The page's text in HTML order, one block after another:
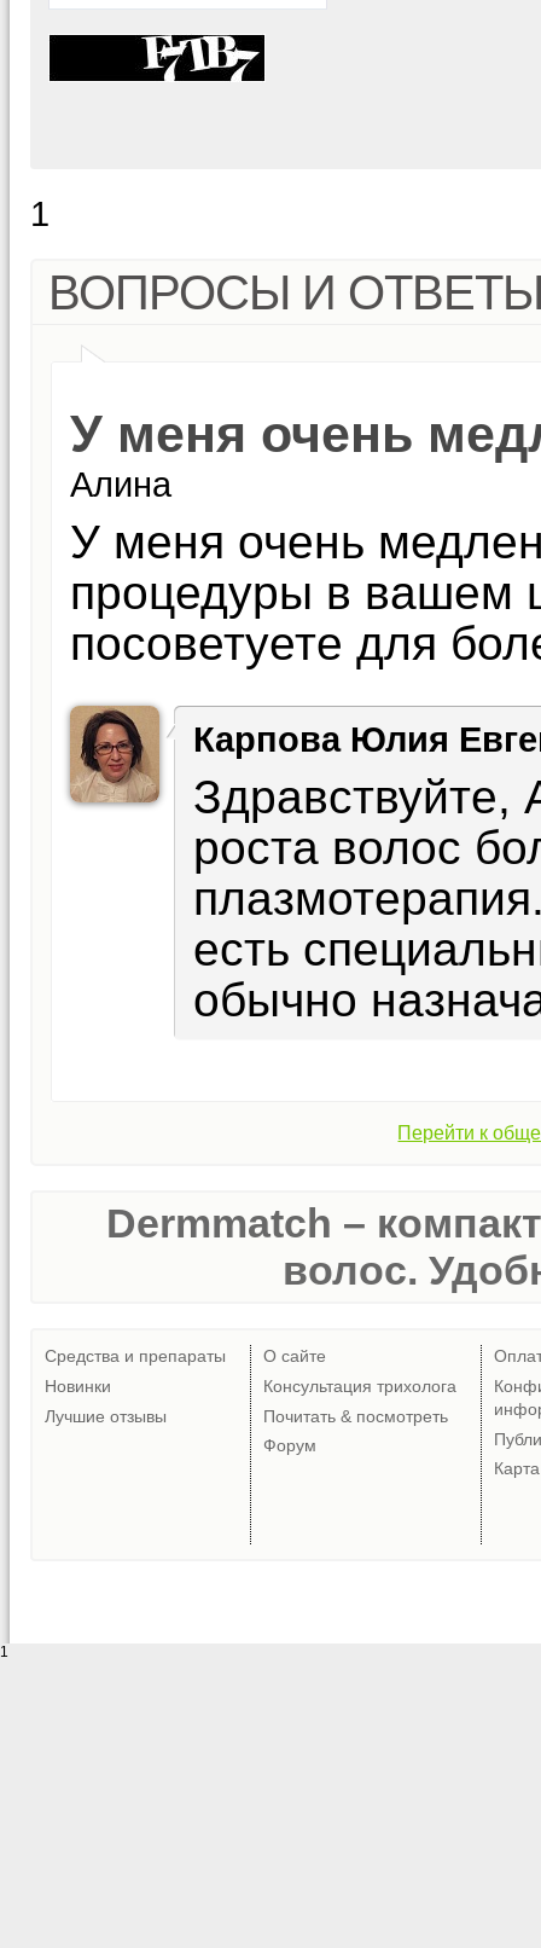
1
ВОПРОСЫ И
У меня очень
Алина
У меня очень
процедуры в вашем
посоветуете для
Карпова Юлия
Здравствуйте,
роста волос
есть
обычно
Перейти к
Dermmatch –
волос.
Средства и препараты
Новинки
Лучшие отзывы
О сайте
Консультация трихолога
Почитать & посмотреть
Форум
1